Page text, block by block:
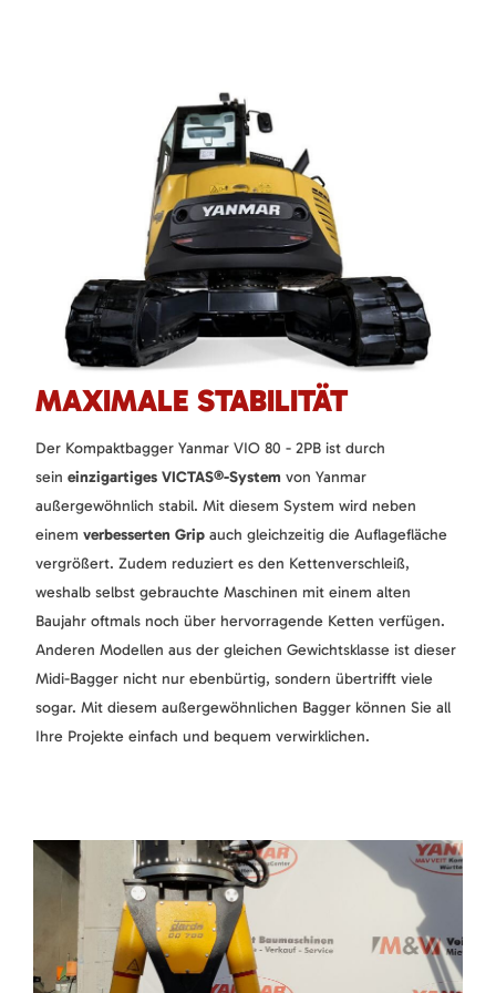
MAXIMALE STABILITÄT
Der Kompaktbagger Yanmar VIO 80 - 2PB ist durch
sein einzigartiges VICTAS®-System von Yanmar
außergewöhnlich stabil. Mit diesem System wird neben
einem verbesserten Grip auch gleichzeitig die Auflagefläche
vergrößert. Zudem reduziert es den Kettenverschleiß,
weshalb selbst gebrauchte Maschinen mit einem alten
Baujahr oftmals noch über hervorragende Ketten verfügen.
Anderen Modellen aus der gleichen Gewichtsklasse ist dieser
Midi-Bagger nicht nur ebenbürtig, sondern übertrifft viele
sogar. Mit diesem außergewöhnlichen Bagger können Sie all
Ihre Projekte einfach und bequem verwirklichen.